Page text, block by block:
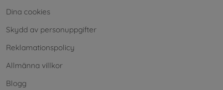
Dina cookies
Skydd av personuppgifter
Reklamationspolicy
Allmänna villkor
Blogg